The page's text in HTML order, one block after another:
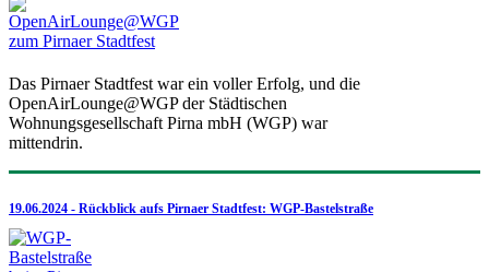
Das Pirnaer Stadtfest war ein voller Erfolg, und die
OpenAirLounge@WGP der Städtischen
Wohnungsgesellschaft Pirna mbH (WGP) war
mittendrin.
19.06.2024 - Rückblick aufs Pirnaer Stadtfest: WGP-Bastelstraße